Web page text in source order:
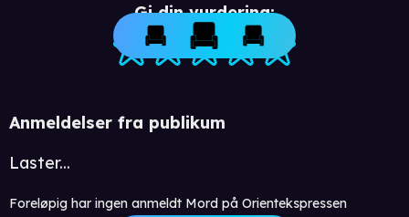
Gi din vurdering:
Anmeldelser fra publikum
Laster...
Foreløpig har ingen anmeldt Mord på Orientekspressen